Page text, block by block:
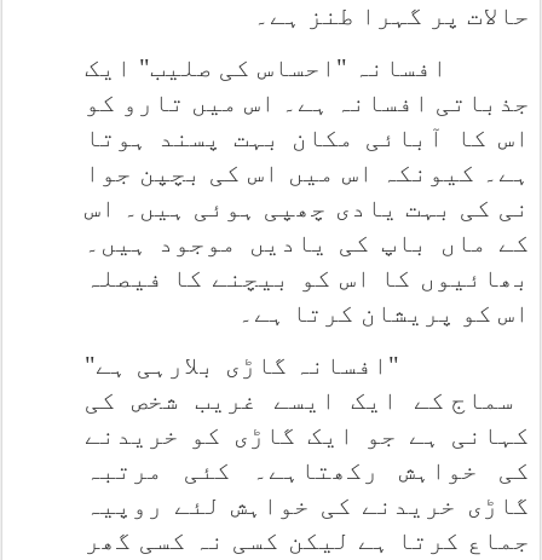
حالات پر گہرا طنز ہے۔
افسانہ "احساس کی صلیب" ایک
جذباتی افسانہ ہے۔ اس میں تارو کو
اس کا آبائی مکان بہت پسند ہوتا
ہے۔ کیونکہ اس میں اس کی بچپن جوا
نی کی بہت یادی چھپی ہوئی ہیں۔ اس
کے ماں باپ کی یادیں موجود ہیں۔
بھائیوں کا اس کو بیچنے کا فیصلہ
اس کو پریشان کرتا ہے۔
"افسانہ گاڑی بلارہی ہے"
سماج کے ایک ایسے غریب شخص کی
کہانی ہے جو ایک گاڑی کو خریدنے
کی خواہش رکھتاہے۔ کئی مرتبہ
گاڑی خریدنے کی خواہش لئے روپیہ
جماع کرتا ہے لیکن کسی نہ کسی گھر